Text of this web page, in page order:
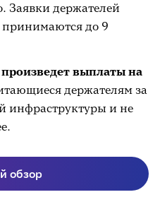
Заявки держателей
до 9
выплаты на
держателям за
инфраструктуры и не
обзор